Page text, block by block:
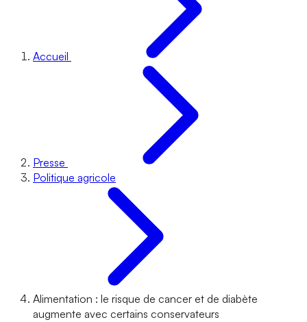
Accueil
Presse
Politique agricole
Alimentation : le risque de cancer et de diabète
augmente avec certains conservateurs